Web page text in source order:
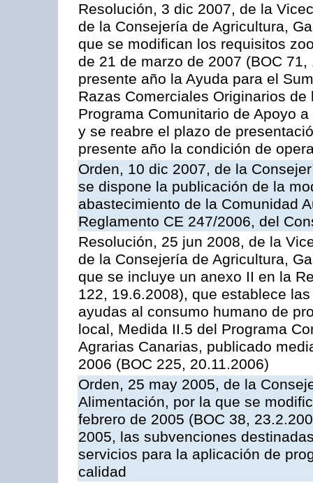
Resolución, 3 dic 2007, de la
de la Consejería de Agricultura,
que se modifican los requisitos
de 21 de marzo de 2007 (BOC
presente año la Ayuda para el
Razas Comerciales Originarios
Programa Comunitario de Apoyo
y se reabre el plazo de
presente año la condición de
Orden, 10 dic 2007, de la
se dispone la publicación de la
abastecimiento de la Comunidad
Reglamento CE 247/2006, del
Resolución, 25 jun 2008, de la
de la Consejería de Agricultura,
que se incluye un anexo II en la
122, 19.6.2008), que establece
ayudas al consumo humano de
local, Medida II.5 del Programa
Agrarias Canarias, publicado
2006 (BOC 225, 20.11.2006)
Orden, 25 may 2005, de la
Alimentación, por la que se
febrero de 2005 (BOC 38,
2005, las subvenciones
servicios para la aplicación de
calidad